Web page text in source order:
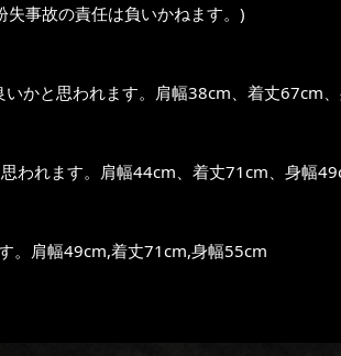
失事故の責任は負いかねます。)
かと思われます。肩幅38cm、着丈67cm
われます。肩幅44cm、着丈71cm、身幅
。肩幅49cm,着丈71cm,身幅55cm